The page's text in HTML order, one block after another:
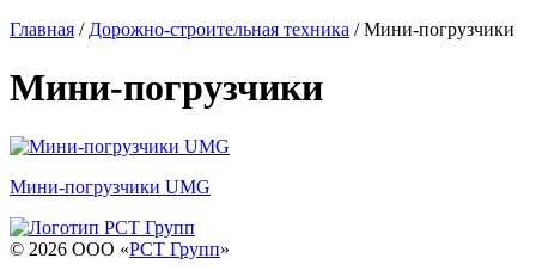
Главная / Дорожно-строительная техника /Мини-погрузчики
Мини-погрузчики
Мини-погрузчики UMG
© 2026 OOO «РСТ Групп»